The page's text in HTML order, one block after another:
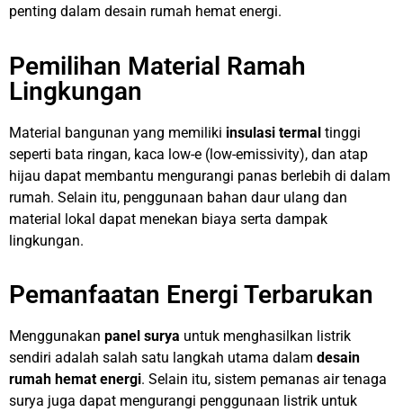
penting dalam desain rumah hemat energi.
Pemilihan Material Ramah
Lingkungan
Material bangunan yang memiliki insulasi termal tinggi
seperti bata ringan, kaca low-e (low-emissivity), dan atap
hijau dapat membantu mengurangi panas berlebih di dalam
rumah. Selain itu, penggunaan bahan daur ulang dan
material lokal dapat menekan biaya serta dampak
lingkungan.
Pemanfaatan Energi Terbarukan
Menggunakan panel surya untuk menghasilkan listrik
sendiri adalah salah satu langkah utama dalam desain
rumah hemat energi. Selain itu, sistem pemanas air tenaga
surya juga dapat mengurangi penggunaan listrik untuk